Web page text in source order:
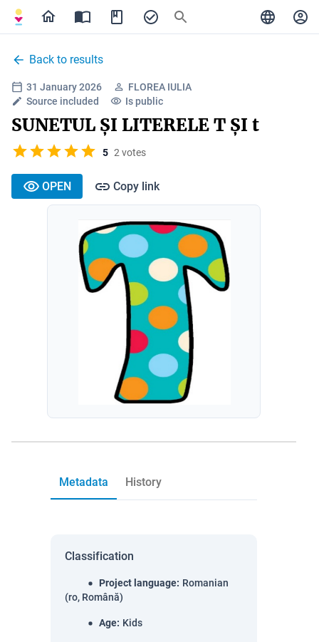
Back to results
31 January 2026
FLOREA IULIA
Source included
Is public
SUNETUL ȘI LITERELE T ȘI t
5 2 votes
OPEN Copy link
Metadata History
Classification
Project language: Romanian
(ro, Română)
Age: Kids